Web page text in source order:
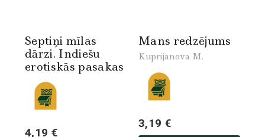
Septiņi mīlas
dārzi. Indiešu
erotiskās pasakas
4,19 €
Mans redzējums
Kuprijanova M.
3,19 €